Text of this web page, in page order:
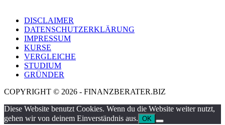
DISCLAIMER
DATENSCHUTZERKLÄRUNG
IMPRESSUM
KURSE
VERGLEICHE
STUDIUM
GRÜNDER
COPYRIGHT © 2026 - FINANZBERATER.BIZ
Diese Website benutzt Cookies. Wenn du die Website weiter nutzt,
gehen wir von deinem Einverständnis aus. OK